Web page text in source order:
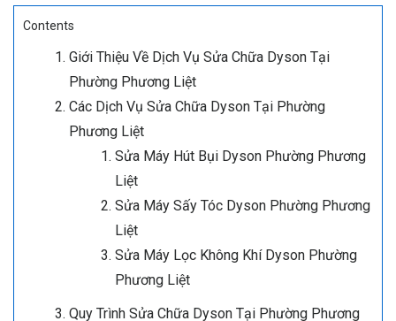
Contents
Giới Thiệu Về Dịch Vụ Sửa Chữa Dyson Tại
Phường Phương Liệt
Các Dịch Vụ Sửa Chữa Dyson Tại Phường
Phương Liệt
Sửa Máy Hút Bụi Dyson Phường Phương
Liệt
Sửa Máy Sấy Tóc Dyson Phường Phương
Liệt
Sửa Máy Lọc Không Khí Dyson Phường
Phương Liệt
Quy Trình Sửa Chữa Dyson Tại Phường Phương